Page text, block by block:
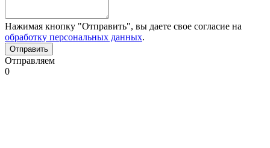
Нажимая кнопку "Отправить", вы даете свое согласие на
обработку персональных данных.
Отправляем
0